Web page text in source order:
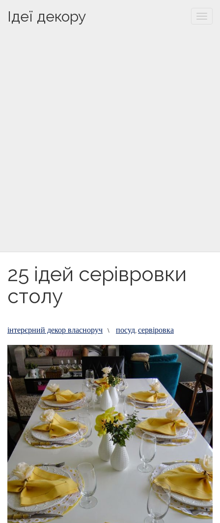
Ідеї декору
25 ідей серівровки
столу
інтерєрний декор власноруч \ посуд,сервіровка